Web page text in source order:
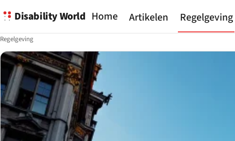
Disability World Home Artikelen Regelgeving
Regelgeving